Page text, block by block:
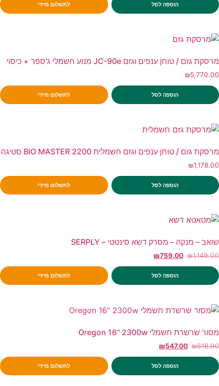
הוספה לסל לתשלום מיידי
מרסקת גזם / טוחן ענפים וגזם JC-90e מנוע חשמלי ג'ספר + כיסוי
₪5,770.00
הוספה לסל לתשלום מיידי
מרסקת גזם / טוחן ענפים וגזם חשמלית BIO MASTER 2200 סטיגה
₪1,178.00
הוספה לסל לתשלום מיידי
שואב – מנקה – מסרק דשא סינטטי – SERPLY
₪1,149.00
₪759.00
הוספה לסל לתשלום מיידי
מסור שרשרת חשמלי Oregon 16" 2300w
₪618.90
₪547.00
הוספה לסל לתשלום מיידי